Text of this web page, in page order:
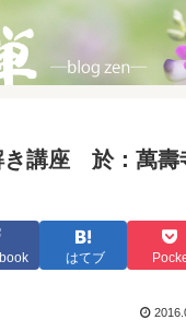
き講座 於：萬
はてブ